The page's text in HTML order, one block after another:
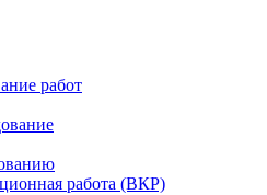
работ
работа (ВКР)